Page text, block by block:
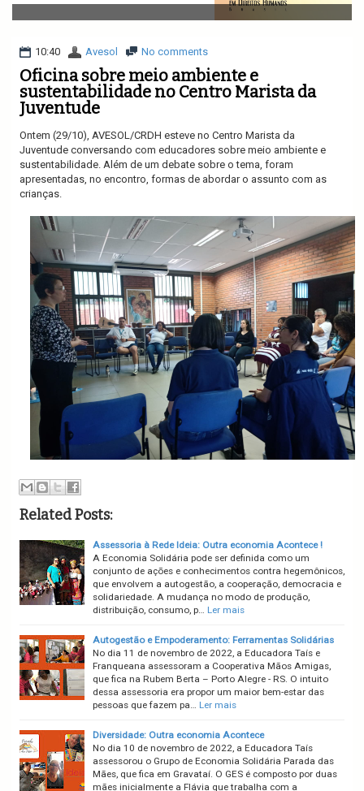
v
i
a
i
o
10:40 Avesol No comments
Oficina sobre meio ambiente e
sustentabilidade no Centro Marista da
Juventude
Ontem (29/10), AVESOL/CRDH esteve no Centro Marista da
Juventude conversando com educadores sobre meio ambiente e
sustentabilidade. Além de um debate sobre o tema, foram
apresentadas, no encontro, formas de abordar o assunto com as
crianças.
Related Posts:
Assessoria à Rede Ideia: Outra economia Acontece !
A Economia Solidária pode ser definida como um
conjunto de ações e conhecimentos contra hegemônicos,
que envolvem a autogestão, a cooperação, democracia e
solidariedade. A mudança no modo de produção,
distribuição, consumo, p… Ler mais
Autogestão e Empoderamento: Ferramentas Solidárias
No dia 11 de novembro de 2022, a Educadora Taís e
Franqueana assessoram a Cooperativa Mãos Amigas,
que fica na Rubem Berta – Porto Alegre - RS. O intuito
dessa assessoria era propor um maior bem-estar das
pessoas que fazem pa… Ler mais
Diversidade: Outra economia Acontece
No dia 10 de novembro de 2022, a Educadora Taís
assessorou o Grupo de Economia Solidária Parada das
Mães, que fica em Gravataí. O GES é composto por duas
mães inicialmente a Flávia que trabalha com a